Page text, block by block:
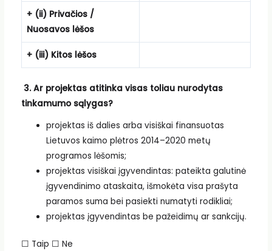
+ (ii) Privačios /
Nuosavos lėšos
+ (iii) Kitos lėšos
3.Ar projektas atitinka visas toliau nurodytas
tinkamumo sąlygas?
projektas iš dalies arba visiškai finansuotas
Lietuvos kaimo plėtros 2014–2020 metų
programos lėšomis;
projektas visiškai įgyvendintas: pateikta galutinė
įgyvendinimo ataskaita, išmokėta visa prašyta
paramos suma bei pasiekti numatyti rodikliai;
projektas įgyvendintas be pažeidimų ar sankcijų.
☐ Taip ☐ Ne